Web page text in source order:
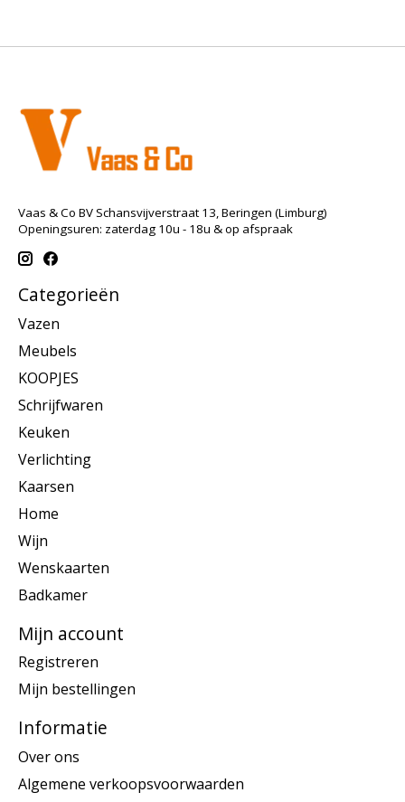
Vaas & Co BV Schansvijverstraat 13, Beringen (Limburg)
Openingsuren: zaterdag 10u - 18u & op afspraak
Categorieën
Vazen
Meubels
KOOPJES
Schrijfwaren
Keuken
Verlichting
Kaarsen
Home
Wijn
Wenskaarten
Badkamer
Mijn account
Registreren
Mijn bestellingen
Informatie
Over ons
Algemene verkoopsvoorwaarden